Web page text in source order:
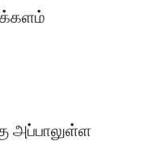
அப்பாலுள்ள